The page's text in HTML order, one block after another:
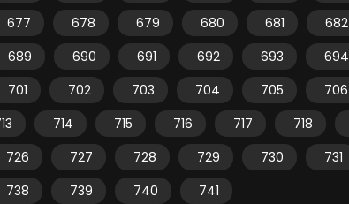
677
678 679 680 681 682
689
690 691 692 693 694
701
702 703 704 705 706
714 715 716 717 718
726
727 728 729 730 731
738
739 740 741